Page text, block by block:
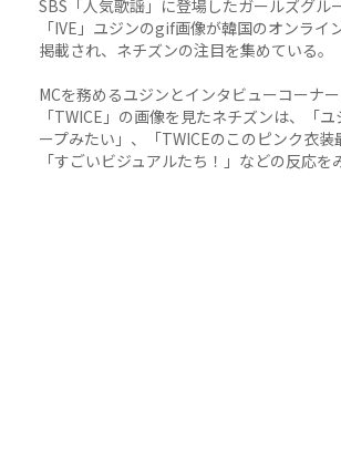
SBS「人気歌謡」に登場したガールズグル
「IVE」ユジンのgif画像が韓国のオンライ
掲載され、ネチズンの注目を集めている。
MCを務めるユジンとインタビューコーナ
「TWICE」の画像を見たネチズンは、「
ープみたい」、「TWICEのこのピンク衣装
「すごいビジュアルたち！」などの反応を